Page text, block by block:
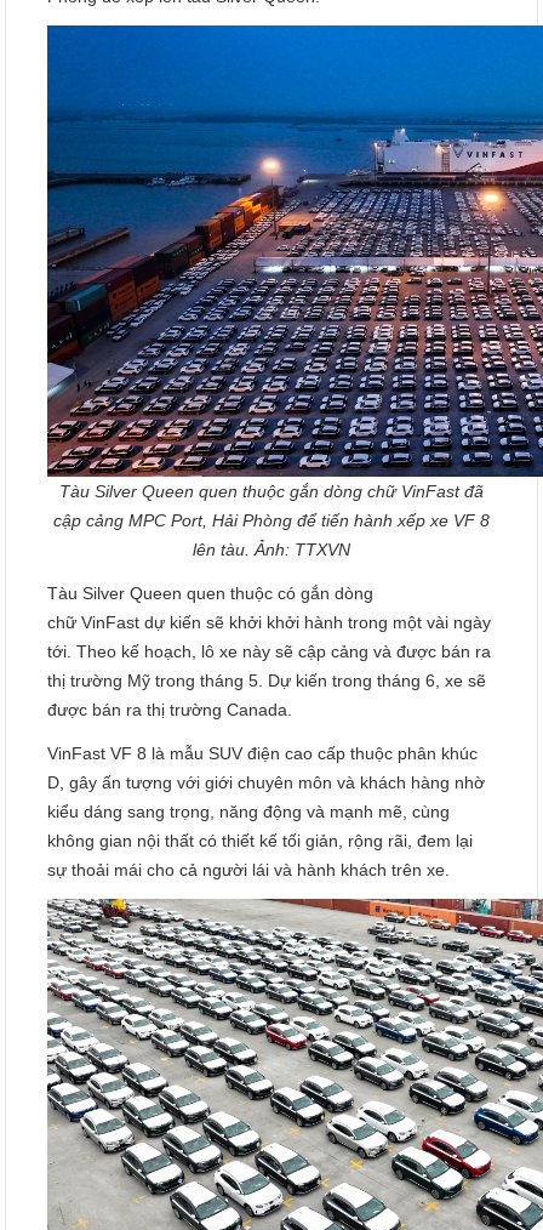
Tàu Silver Queen quen thuộc gắn dòng chữ VinFast đã
cập cảng MPC Port, Hải Phòng để tiến hành xếp xe VF 8
lên tàu. Ảnh: TTXVN
Tàu Silver Queen quen thuộc có gắn dòng
chữ VinFast dự kiến sẽ khởi khởi hành trong một vài ngày
tới. Theo kế hoạch, lô xe này sẽ cập cảng và được bán ra
thị trường Mỹ trong tháng 5. Dự kiến trong tháng 6, xe sẽ
được bán ra thị trường Canada.
VinFast VF 8 là mẫu SUV điện cao cấp thuộc phân khúc
D, gây ấn tượng với giới chuyên môn và khách hàng nhờ
kiểu dáng sang trọng, năng động và mạnh mẽ, cùng
không gian nội thất có thiết kế tối giản, rộng rãi, đem lại
sự thoải mái cho cả người lái và hành khách trên xe.